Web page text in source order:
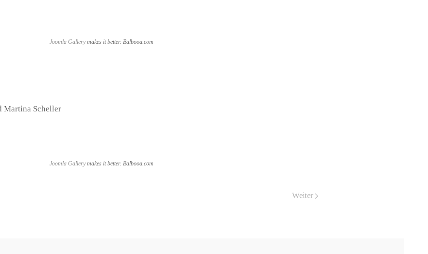
Joomla Gallerymakes it better. Balbooa.com
Martina Scheller
Joomla Gallerymakes it better. Balbooa.com
Weiter